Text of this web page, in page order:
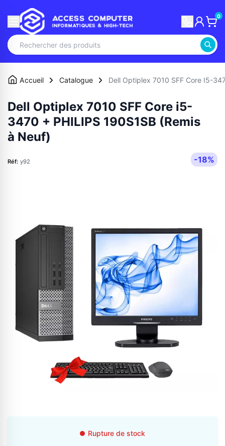
0
Appelez-nous au
06 37 08 07 06
Accueil Catalogue Dell Optiplex 7010 SFF Core I5-
Dell Optiplex 7010 SFF Core i5-
3470 + PHILIPS 190S1SB (Remis
à Neuf)
Réf: y92 -18%
Rupture de stock